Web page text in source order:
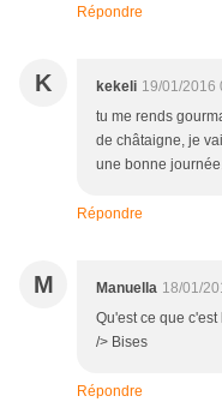
Répondre
K kekeli 19/01/2016
tu me rends
de châtaigne, je
une bonne
Répondre
M Manuella 18/01/
Qu'est ce que
/> Bises
Répondre